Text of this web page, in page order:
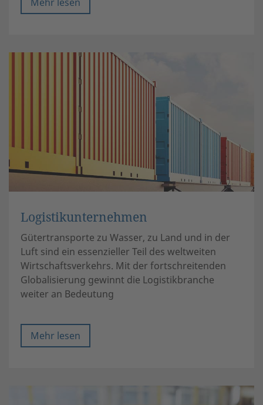
Logistikunternehmen
Gütertransporte zu Wasser, zu Land und in der
Luft sind ein essenzieller Teil des weltweiten
Wirtschaftsverkehrs. Mit der fortschreitenden
Globalisierung gewinnt die Logistikbranche
weiter an Bedeutung
Mehr lesen